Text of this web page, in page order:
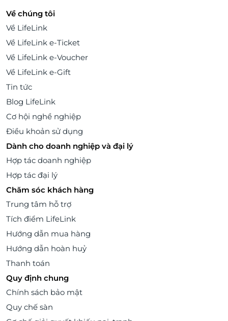
Về chúng tôi
Về LifeLink
Về LifeLink e-Ticket
Về LifeLink e-Voucher
Về LifeLink e-Gift
Tin tức
Blog LifeLink
Cơ hội nghề nghiệp
Điều khoản sử dụng
Dành cho doanh nghiệp và đại lý
Hợp tác doanh nghiệp
Hợp tác đại lý
Chăm sóc khách hàng
Trung tâm hỗ trợ
Tích điểm LifeLink
Hướng dẫn mua hàng
Hướng dẫn hoàn huỷ
Thanh toán
Quy định chung
Chính sách bảo mật
Quy chế sàn